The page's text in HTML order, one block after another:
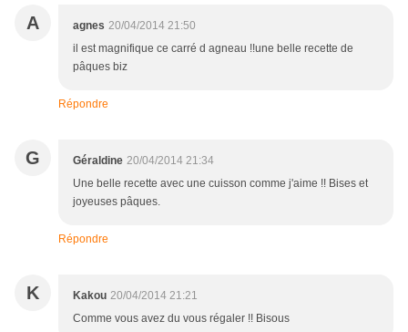
A agnes 20/04/2014 21:50
il est magnifique ce carré d agneau !!une belle recette de
pâques biz
Répondre
G Géraldine 20/04/2014 21:34
Une belle recette avec une cuisson comme j'aime !! Bises et
joyeuses pâques.
Répondre
K Kakou 20/04/2014 21:21
Comme vous avez du vous régaler !! Bisous